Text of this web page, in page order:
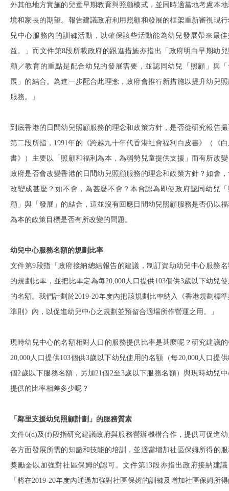
外其他地方實施的兒童早期教育與照顧模式，並同時適當地考慮本
境和家長的期望。報告建議政府利用照顧和發展的框架重新審視現
兒中心服務內的訓練活動，以確保該些活動能為幼兒發展帶來最佳
益。」而文件第8段所載政府的跟進措施亦指出「政府明白早期幼兒
顧／教育的重點是配合幼兒的發展需要，並認同幼兒「照顧」與「
展」的結合。為進一步配合此理念，政府會推行新措施以提升幼兒
服務。」
到底香港的日間幼兒照顧服務的理念和政策方針，是否從研究報告
第二段所指，1991年的《跨越九十年代香港社會福利白皮書》（《
書》）主要以「照顧和福利為本，為弱勢兒童提供支援」而有所改
政府是否會改變香港的日間幼兒照顧服務的理念和政策方針？如會
改變成甚麼？如不會，為甚麼不會？本會認為即使政府認同幼兒「
顧」與「發展」的結合，這並沒有回應日間幼兒照顧服務是否仍以
為本的政策目標是否有所改變的問題。
幼兒中心服務名額的規劃比率
文件第9段指「政府接納總結報告的建議，制訂資助幼兒中心服務名
的規劃比率，並把比率定為每20,000人口提供103個供3歲以下幼兒
的名額。我們計劃於2019-20年度內把該規劃比率納入《香港規劃標
準則》內，以促進幼兒中心之規劃並預留合適場所作營運之用。」
現時幼兒中心的名額相對人口的服務提供比率是甚麼呢？研究建議
20,000人口提供103個供3歲以下幼兒使用的名額（每20,000人口提供
個2歲以下服務名額，另加21個2至3歲以下服務名額）與現時幼兒
提供的比率相差多少呢？
「鄰里支援幼兒照顧計劃」的服務質素
文件6(d)及(f)段指研究建議政府與服務營辦機構合作，提供可促進
各方面發展所需的知識和技能的培訓，並適當增加社區保姆所得的
獎勵金以加強對社區保姆的認可。文件第13段亦指出政府接納建議
「將在2019-20年度內通過加強對社區保姆的訓練及增加社區保姆所